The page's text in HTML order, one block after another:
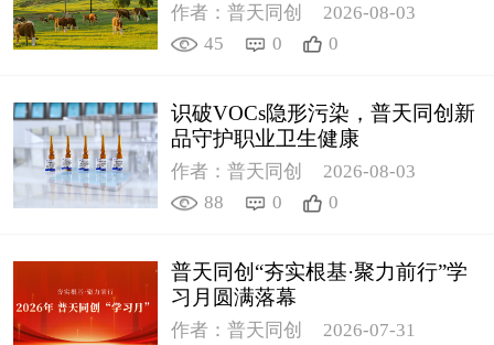
作者：普天同创
2026-08-03
45
0 0
识破VOCs隐形污染，普天同创新
品守护职业卫生健康
作者：普天同创
2026-08-03
88
0 0
普天同创“夯实根基·聚力前行”学
习月圆满落幕
作者：普天同创
2026-07-31